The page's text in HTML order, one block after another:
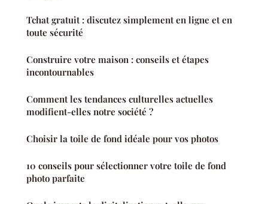
Tchat gratuit : discutez simplement en ligne et en
toute sécurité
Construire votre maison : conseils et étapes
incontournables
Comment les tendances culturelles actuelles
modifient-elles notre société ?
Choisir la toile de fond idéale pour vos photos
10 conseils pour sélectionner votre toile de fond
photo parfaite